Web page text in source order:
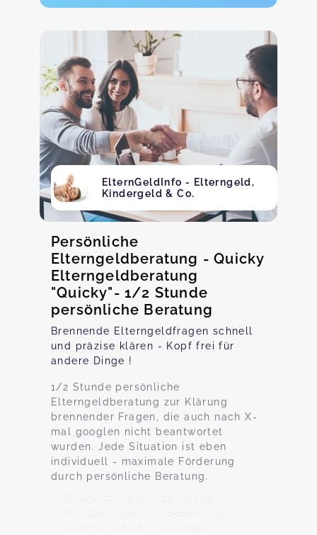
ElternGeldInfo - Elterngeld,
Kindergeld & Co.
Persönliche
Elterngeldberatung - Quicky
Elterngeldberatung
"Quicky"- 1/2 Stunde
persönliche Beratung
Brennende Elterngeldfragen schnell
und präzise klären - Kopf frei für
andere Dinge !
1/2 Stunde persönliche
Elterngeldberatung zur Klärung
brennender Fragen, die auch nach X-
mal googlen nicht beantwortet
wurden. Jede Situation ist eben
individuell - maximale Förderung
durch persönliche Beratung.
Waldburgstr. 122, 70563
Stuttgart Die online-Beratung
findet mit einem Tool statt,